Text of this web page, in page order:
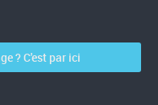
? C'est par ici